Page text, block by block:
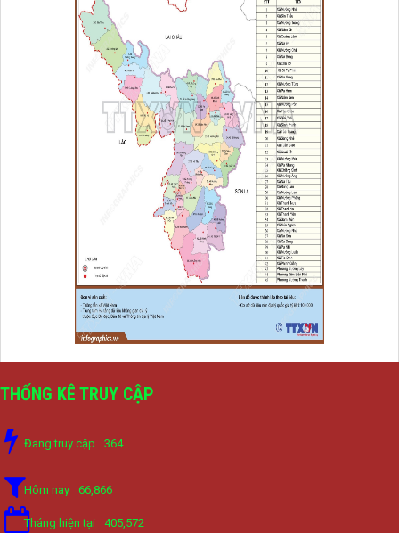
THỐNG KÊ TRUY CẬP
Đang truy cập 364
Hôm nay 66,866
Tháng hiện tại 405,572